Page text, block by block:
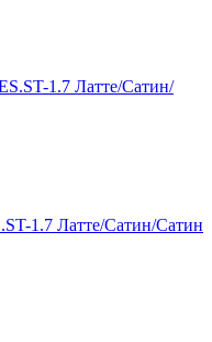
1.7 Латте/Сатин/Сатин